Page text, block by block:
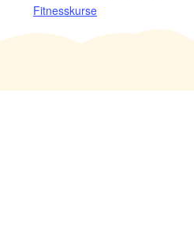
Fitnesskurse